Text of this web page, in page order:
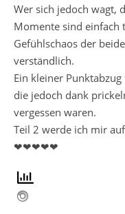
Wer sich jedoch wagt,
Momente sind einfach
Gefühlschaos der
verständlich.
Ein kleiner
die jedoch dank
vergessen waren.
Teil 2 werde ich mir
❤❤❤❤❤